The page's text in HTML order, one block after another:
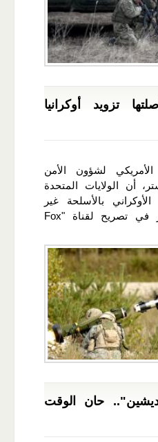
تزويد أوكرانيا
لشؤون الأمن
أن الولايات المتحدة
بالأسلحة غير
الفتاكة. وقال ماكماستر في تصريح لقناة "Fox
حان الوقت